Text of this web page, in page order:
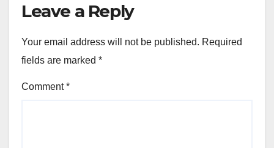
Leave a Reply
Your email address will not be published. Required
fields are marked *
Comment*